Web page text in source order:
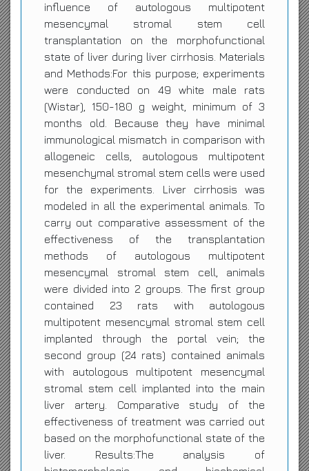
influence of autologous multipotent
mesencymal stromal stem cell
transplantation on the morphofunctional
state of liver during liver cirrhosis. Materials
and Methods:For this purpose; experiments
were conducted on 49 white male rats
(Wistar), 150-180 g weight, minimum of 3
months old. Because they have minimal
immunological mismatch in comparison with
allogeneic cells, autologous multipotent
mesenchymal stromal stem cells were used
for the experiments. Liver cirrhosis was
modeled in all the experimental animals. To
carry out comparative assessment of the
effectiveness of the transplantation
methods of autologous multipotent
mesencymal stromal stem cell, animals
were divided into 2 groups. The first group
contained 23 rats with autologous
multipotent mesencymal stromal stem cell
implanted through the portal vein; the
second group (24 rats) contained animals
with autologous multipotent mesencymal
stromal stem cell implanted into the main
liver artery. Comparative study of the
effectiveness of treatment was carried out
based on the morphofunctional state of the
liver. Results:The analysis of